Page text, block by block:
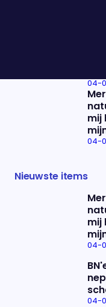
04-
mij
04-
Nieuwste items
mij
04-
04-